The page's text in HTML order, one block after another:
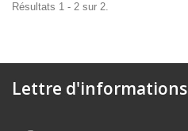
Résultats 1 - 2 sur 2.
Lettre d'informations